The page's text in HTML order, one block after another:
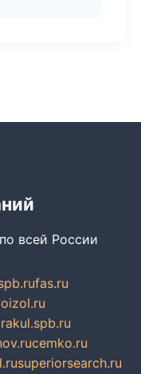
всей России
fas.ru
cemko.ru
superiorsearch.ru